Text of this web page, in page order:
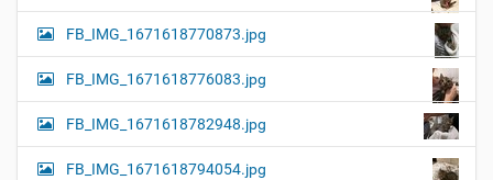
FB_IMG_1671618770873.jpg
FB_IMG_1671618776083.jpg
FB_IMG_1671618782948.jpg
FB_IMG_1671618794054.jpg